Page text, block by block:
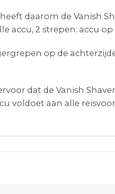
daarom de Vanish
2 strepen: accu op
op de
dat de Vanish
voldoet aan alle